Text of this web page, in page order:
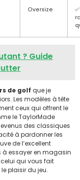
Oversize
? Guide
de golf que je
Les modèles à tête
ceux qui offrent le
le TaylorMade
des classiques
à pardonner les
de l’excellent
à essayer en magasin
celui qui vous fait
plaisir du jeu.